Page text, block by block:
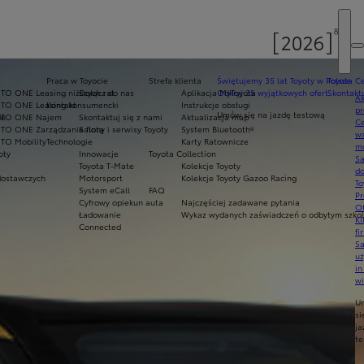
Świętujemy 35 lat Toyoty w Polsce
Odkryj 35 wyjątkowych ofert
Umów się na jazdę testową
Praca w Toyocie
Dołącz do nas
Kontakt
Skontaktuj się z nami
Salony i serwisy Toyoty
Technologie
Innowacje
Toyota T-Mate
Motorsport
System eCall
Cyfrowy opiekun auta
Ładowanie
Connected
Toyota
ONE Leasing niższych rat
ONE Leasing konsumencki
ONE Najem
ONE Zarządzanie flotą
Mobility
Strefa klienta
Aplikacja MyToyota
Instrukcje obsługi
Aktualizacja map
System Bluetooth®
Karty Ratownicze
Toyota Collection
Kolekcje Toyoty
Kolekcje Toyoty Gazoo Racing
FAQ
Najczęściej zadawane pytania
Wykaz wydanych zaświadczeń o odbytym